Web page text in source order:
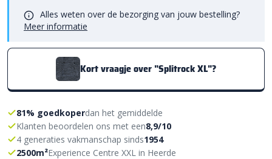
Alles weten over de bezorging van jouw bestelling?
Meer informatie
Kort vraagje over "Splitrock XL"?
81% goedkoperdan het gemiddelde
Klanten beoordelen ons met een8,9/10
4 generaties vakmanschap sinds1954
2500m²Experience Centre XXL in Heerde